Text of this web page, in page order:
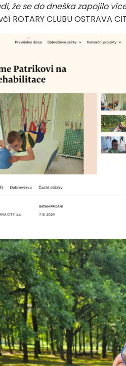
že se do dneška zapojilo
ROTARY CLUBU OSTRAVA